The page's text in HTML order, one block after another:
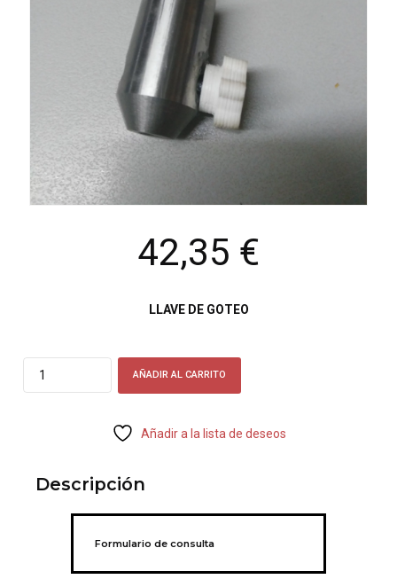
42,35 €
LLAVE DE GOTEO
AÑADIR AL CARRITO
Añadir a la lista de deseos
Descripción
Formulario de consulta